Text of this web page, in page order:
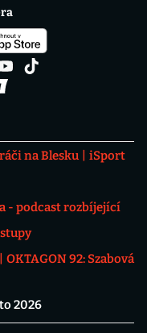
na Blesku
iSport
- podcast rozbíjející
OKTAGON 92: Szabová
2026